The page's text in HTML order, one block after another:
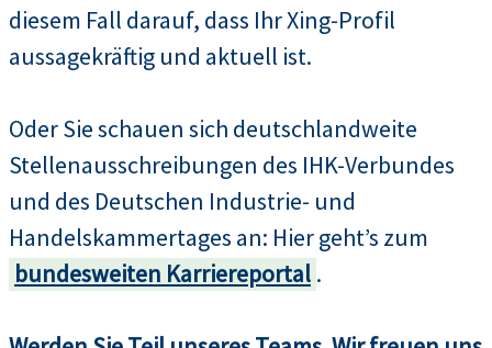
diesem Fall darauf, dass Ihr Xing-Profil
aussagekräftig und aktuell ist.
Oder Sie schauen sich deutschlandweite
Stellenausschreibungen des IHK-Verbundes
und des Deutschen Industrie- und
Handelskammertages an: Hier geht’s zum
bundesweiten Karriereportal .